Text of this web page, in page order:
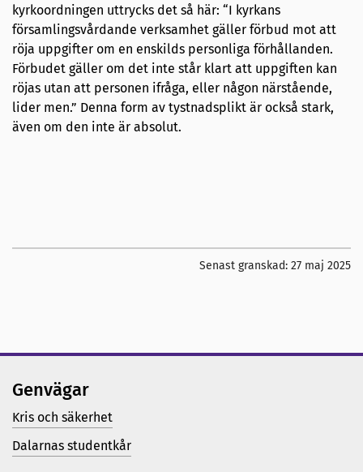
kyrkoordningen uttrycks det så här: “I kyrkans
församlingsvårdande verksamhet gäller förbud mot att
röja uppgifter om en enskilds personliga förhållanden.
Förbudet gäller om det inte står klart att uppgiften kan
röjas utan att personen ifråga, eller någon närstående,
lider men.” Denna form av tystnadsplikt är också stark,
även om den inte är absolut.
Senast granskad: 27 maj 2025
Genvägar
Kris och säkerhet
Dalarnas studentkår